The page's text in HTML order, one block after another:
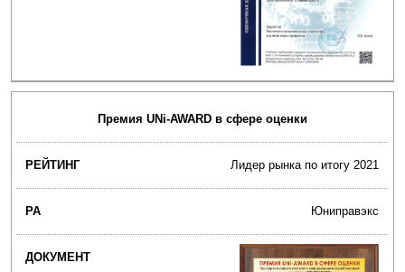
Премия UNi-AWARD в сфере оценки
Лидер рынка по итогу 2021
Юниправэкс